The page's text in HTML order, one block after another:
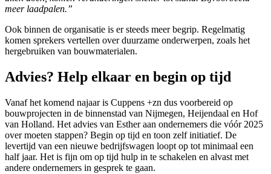
meer laadpalen.”
Ook binnen de organisatie is er steeds meer begrip. Regelmatig
komen sprekers vertellen over duurzame onderwerpen, zoals het
hergebruiken van bouwmaterialen.
Advies? Help elkaar en begin op tijd
Vanaf het komend najaar is Cuppens +zn dus voorbereid op
bouwprojecten in de binnenstad van Nijmegen, Heijendaal en Hof
van Holland. Het advies van Esther aan ondernemers die vóór 2025
over moeten stappen? Begin op tijd en toon zelf initiatief. De
levertijd van een nieuwe bedrijfswagen loopt op tot minimaal een
half jaar. Het is fijn om op tijd hulp in te schakelen en alvast met
andere ondernemers in gesprek te gaan.